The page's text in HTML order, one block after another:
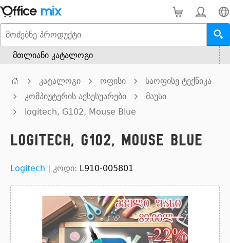
მთლიანი კატალოგი
კატალოგი ოფისი
საოფისე ტექნიკა
კომპიუტერის აქსესუარები
მაუსი
logitech, G102, Mouse Blue
logitech, G102, Mouse Blue
Logitech | კოდი: L910-005801